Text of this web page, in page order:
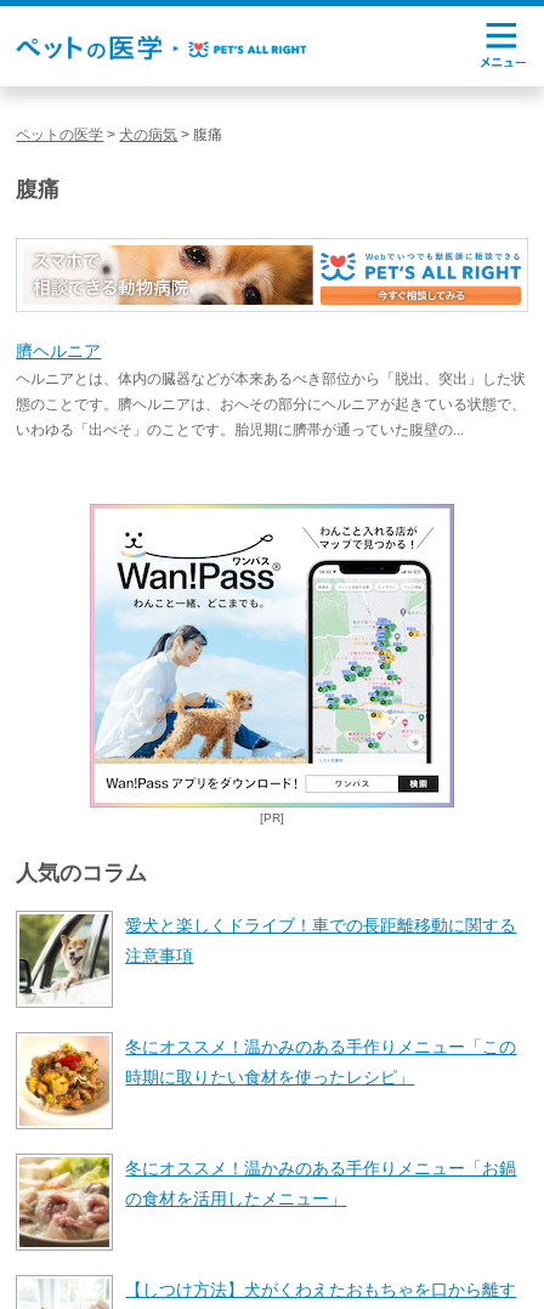
ペットの医学 >犬の病気 > 腹痛
腹痛
臍ヘルニア
ヘルニアとは、体内の臓器などが本来あるべき部位から「脱出、突出」した状
態のことです。臍ヘルニアは、おへその部分にヘルニアが起きている状態で、
いわゆる「出べそ」のことです。胎児期に臍帯が通っていた腹壁の...
[PR]
人気のコラム
愛犬と楽しくドライブ！車での長距離移動に関する
注意事項
冬にオススメ！温かみのある手作りメニュー「この
時期に取りたい食材を使ったレシピ」
冬にオススメ！温かみのある手作りメニュー「お鍋
の食材を活用したメニュー」
【しつけ方法】犬がくわえたおもちゃを口から離す